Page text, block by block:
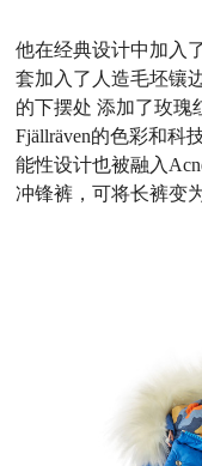
他在经典设计中加入
套加入了人造毛坯镶
的下摆处 添加了玫瑰
Fjällräven的色彩和科
能性设计也被融入
冲锋裤，可将长裤变